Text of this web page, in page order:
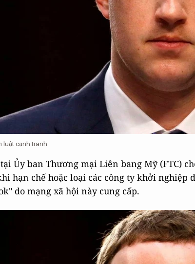
luật cạnh tranh
Ủy ban Thương mại Liên bang Mỹ (FTC)
hạn chế hoặc loại các công ty khởi nghiệp
do mạng xã hội này cung cấp.